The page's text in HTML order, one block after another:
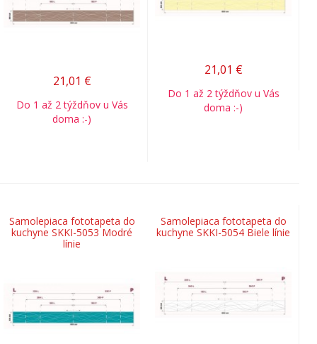
21,01 €
Do 1 až 2 týždňov u Vás
doma :-)
21,01 €
Do 1 až 2 týždňov u Vás
doma :-)
Samolepiaca fototapeta do
kuchyne SKKI-5053 Modré
línie
Samolepiaca fototapeta do
kuchyne SKKI-5054 Biele línie